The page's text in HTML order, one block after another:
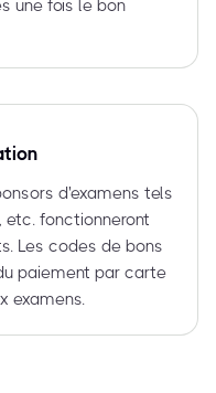
une fois le bon
d'examens tels
etc. fonctionneront
Les codes de bons
paiement par carte
examens.